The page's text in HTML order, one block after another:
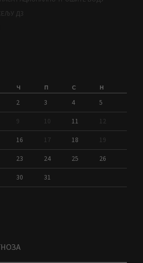
Д3
Ч П С Н
2 3 4 5
9 10 11 12
16 17 18 19
23 24 25 26
30
31